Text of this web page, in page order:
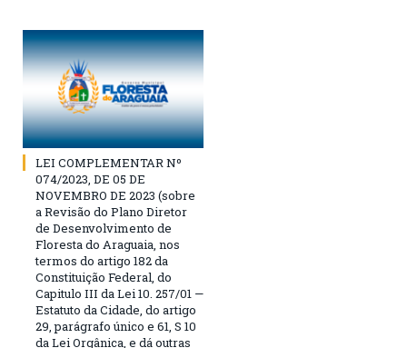
LEI COMPLEMENTAR Nº
074/2023, DE 05 DE
NOVEMBRO DE 2023 (sobre
a Revisão do Plano Diretor
de Desenvolvimento de
Floresta do Araguaia, nos
termos do artigo 182 da
Constituição Federal, do
Capitulo III da Lei 10. 257/01 —
Estatuto da Cidade, do artigo
29, parágrafo único e 61, S 10
da Lei Orgânica, e dá outras